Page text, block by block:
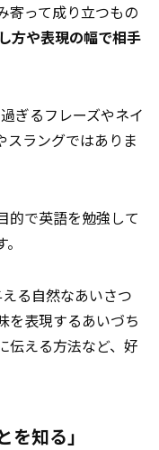
寄って成り立つもの
方や表現の幅で相手
ぎるフレーズやネイ
スラングではありま
的で英語を勉強して
る自然なあいさつ
を表現するあいづち
伝える方法など、好
知る」